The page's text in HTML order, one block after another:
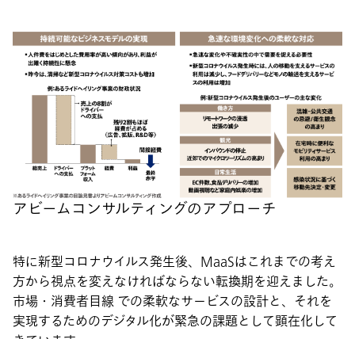
アビームコンサルティングのアプローチ
特に新型コロナウイルス発生後、MaaSはこれまでの考え
方から視点を変えなければならない転換期を迎えました。
市場・消費者目線 での柔軟なサービスの設計と、それを
実現するためのデジタル化が緊急の課題として顕在化して